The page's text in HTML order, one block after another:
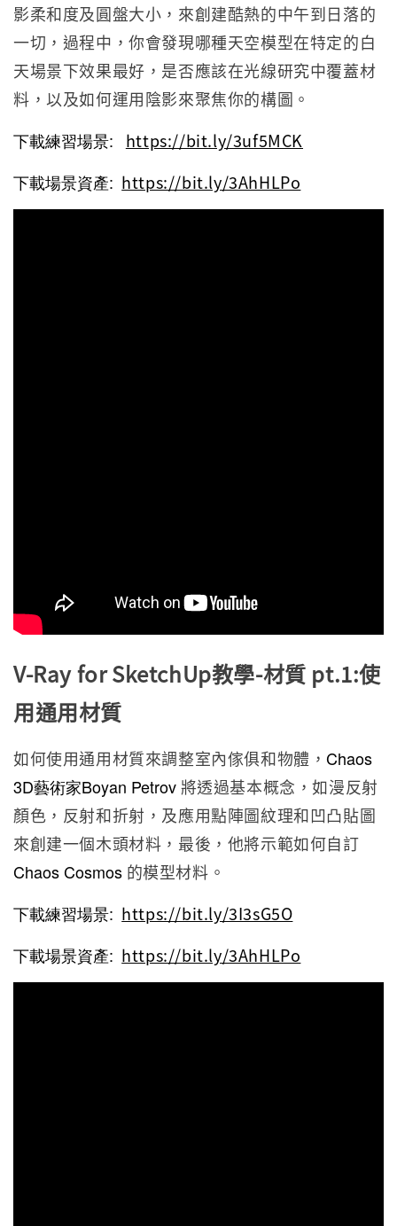
影柔和度及圓盤大小，來創建酷熱的中午到日落的
一切，過程中，你會發現哪種天空模型在特定的白
天場景下效果最好，是否應該在光線研究中覆蓋材
料，以及如何運用陰影來聚焦你的構圖。
下載練習場景:
https://bit.ly/3uf5MCK
下載場景資產: https://bit.ly/3AhHLPo
V-Ray for SketchUp教學-材質 pt.1:使
用通用材質
如何使用通用材質來調整室內傢俱和物體，Chaos
3D藝術家Boyan Petrov將透過基本概念，如漫反射
顏色，反射和折射，及應用點陣圖紋理和凹凸貼圖
來創建一個木頭材料，最後，他將示範如何自訂
Chaos Cosmos 的模型材料。
下載練習場景: https://bit.ly/3I3sG5O
下載場景資產: https://bit.ly/3AhHLPo